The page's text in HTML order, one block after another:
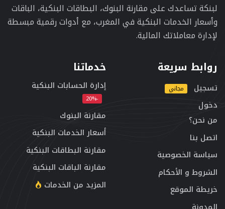
لبنكة تساعدك على مقارنة البنوك، البطاقات البنكية، الباقات
وأسعار الخدمات البنكية في المغرب، مع أدوات رقمية مبسطة
لإدارة معاملاتك المالية.
روابط سريعة
تسجيل مجاني
دخول
من نحن؟
اتصل بنا
سياسة الخصوصية
الشروط و الأحكام
خريطة الموقع
خدماتنا
إدارة الحسابات البنكية
-20%
مقارنة البنوك
أسعار الخدمات البنكية
مقارنة البطاقات البنكية
مقارنة الباقات البنكية
المزيد من الخدمات